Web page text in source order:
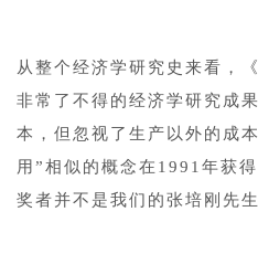
从整个经济学研究史来看，
非常了不得的经济学研究成
本，但忽视了生产以外的成
用”相似的概念在1991年获
奖者并不是我们的张培刚先生